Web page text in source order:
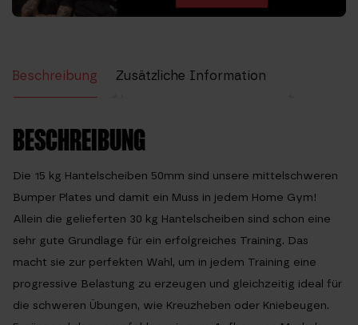
Beschreibung
Zusätzliche Information
BESCHREIBUNG
Die 15 kg Hantelscheiben 50mm sind unsere mittelschweren
Bumper Plates und damit ein Muss in jedem Home Gym!
Allein die gelieferten 30 kg Hantelscheiben sind schon eine
sehr gute Grundlage für ein erfolgreiches Training. Das
macht sie zur perfekten Wahl, um in jedem Training eine
progressive Belastung zu erzeugen und gleichzeitig ideal für
die schweren Übungen, wie Kreuzheben oder Kniebeugen.